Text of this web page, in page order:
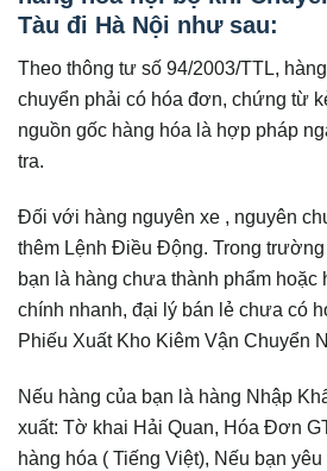
Tàu đi Hà Nội như sau:
Theo thông tư số 94/2003/TTL,
chuyển phải có hóa đơn, chứng từ
nguồn gốc hàng hóa là hợp pháp
tra.
Đối với hàng nguyên xe , nguyên
thêm Lệnh Điều Động. Trong
bạn là hàng chưa thành phẩm hoặc
chính nhanh, đại lý bán lẻ chưa có
Phiếu Xuất Kho Kiêm Vận Chuyển
Nếu hàng của bạn là hàng Nhập
xuất: Tờ khai Hải Quan, Hóa Đơn
hàng hóa ( Tiếng Việt), Nếu bạn